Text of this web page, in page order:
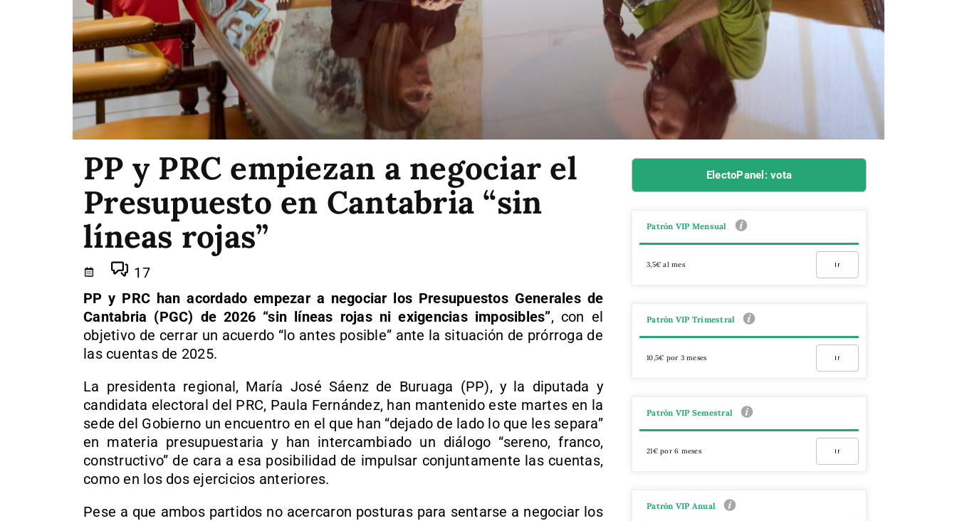
PP y PRC empiezan a negociar el
Presupuesto en Cantabria “sin
líneas rojas”
17
PP y PRC han acordado empezar a negociar los Presupuestos Generales de
Cantabria (PGC) de 2026 “sin líneas rojas ni exigencias imposibles”, con el
objetivo de cerrar un acuerdo “lo antes posible” ante la situación de prórroga de
las cuentas de 2025.
La presidenta regional, María José Sáenz de Buruaga (PP), y la diputada y
candidata electoral del PRC, Paula Fernández, han mantenido este martes en la
sede del Gobierno un encuentro en el que han “dejado de lado lo que les separa”
en materia presupuestaria y han intercambiado un diálogo “sereno, franco,
constructivo” de cara a esa posibilidad de impulsar conjuntamente las cuentas,
como en los dos ejercicios anteriores.
Pese a que ambos partidos no acercaron posturas para sentarse a negociar los
ElectoPanel: vota
Patrón VIP Mensual
3,5€ al mes Ir
Patrón VIP Trimestral
10,5€ por 3 meses Ir
Patrón VIP Semestral
21€ por 6 meses Ir
Patrón VIP Anual